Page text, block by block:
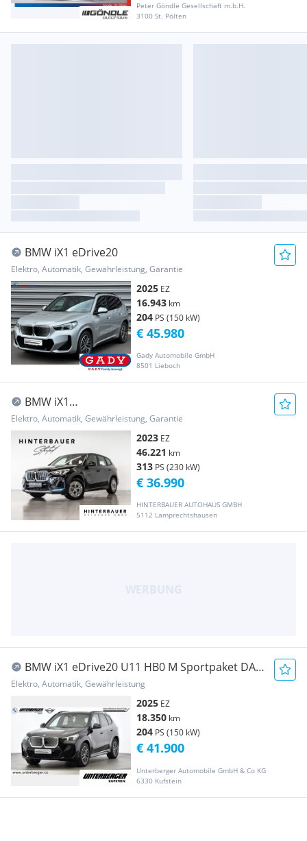
Peter Göndle Gesellschaft m.b.H.
3100 St. Pölten
BMW iX1 eDrive20
Elektro, Automatik, Gewährleistung, Garantie
2025 EZ
16.943 km
204 PS (150 kW)
Gady Automobile GmbH
8501 Lieboch
€ 45.980
BMW iX1
xDrive30*LED*BMWLIVECOCKPIT*HIFI*
Elektro, Automatik, Gewährleistung, Garantie
2023 EZ
46.221 km
313 PS (230 kW)
HINTERBAUER AUTOHAUS GMBH
5112 Lamprechtshausen
€ 36.990
BMW iX1 eDrive20 U11 HB0 M Sportpaket DAB
LED Shz
Elektro, Automatik, Gewährleistung
2025 EZ
18.350 km
204 PS (150 kW)
Unterberger Automobile GmbH & Co KG
6330 Kufstein
€ 41.900